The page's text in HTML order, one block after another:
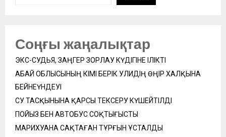
Соңғы жаңалықтар
ЭКС-СУДЬЯ, ЗАҢГЕР ЗОРЛАУ КҮДІГІНЕ ІЛІКТІ
АБАЙ ОБЛЫСЫНЫҢ ӘКІМІ БЕРІК УӘЛИДІҢ ӨҢІР ХАЛҚЫНА
БЕЙНЕҮНДЕУІ
СУ ТАСҚЫНЫНА ҚАРСЫ ТЕКСЕРУ КҮШЕЙТІЛДІ
ПОЙЫЗ БЕН АВТОБУС СОҚТЫҒЫСТЫ
МАРИХУАНА САҚТАҒАН ТҰРҒЫН ҰСТАЛДЫ